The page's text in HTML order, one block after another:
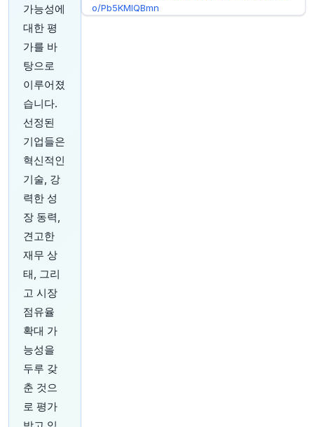
가능성에
대한 평
가를 바
탕으로
이루어졌
습니다.
선정된
기업들은
혁신적인
기술, 강
력한 성
장 동력,
견고한
재무 상
태, 그리
고 시장
점유율
확대 가
능성을
두루 갖
춘 것으
로 평가
o/Pb5KMIQBmn